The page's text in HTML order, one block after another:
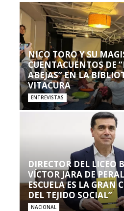
NICO TORO Y SU
CUENTACUENTOS DE
ABEJAS” EN LA
VITACURA
ENTREVISTAS
DIRECTOR DEL LICEO
VÍCTOR JARA DE
ESCUELA ES LA GRAN
DEL TEJIDO SOCIAL”
NACIONAL